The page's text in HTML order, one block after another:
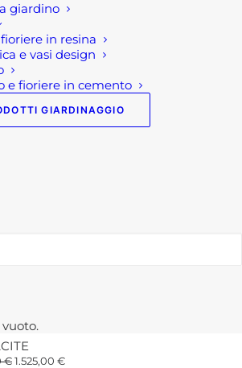
giardino
in resina
e vasi design
e fioriere in cemento
GIARDINAGGIO
ESTERNO RAPHAEL-
-109,00€Fascia
VEDOVELLA IGLESIAS
PER GIARDINO TAORMINA
€Il1.525,00 €Il